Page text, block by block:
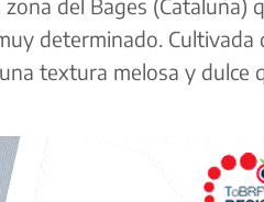
del Bages (Cataluña)
determinado. Cultivada
textura melosa y dulce